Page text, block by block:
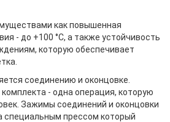
как повышенная
- до +100 °С, а также устойчивость
которую обеспечивает
соединению и оконцовке.
- одна операция, которую
Зажимы соединений и оконцовки
специальным прессом который